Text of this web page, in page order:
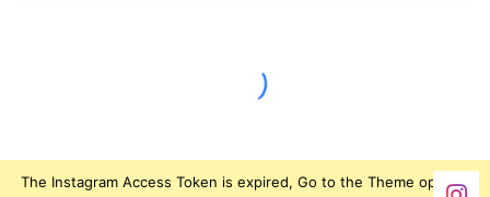
The Instagram Access Token is expired, Go to the Theme options